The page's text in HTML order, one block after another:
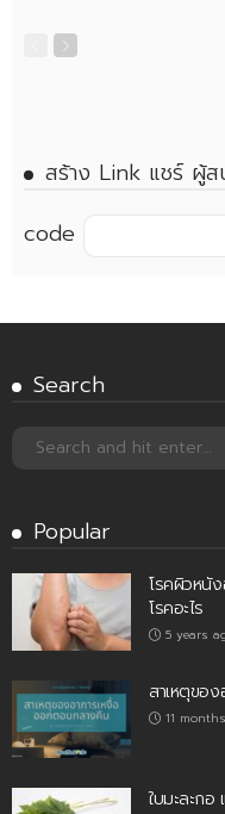
สร้าง Link แชร์ ผู้
code
Search
Popular
โรคผิวหนั
โรคอะไร
5 years
สาเหตุขอ
11
ใบมะละก